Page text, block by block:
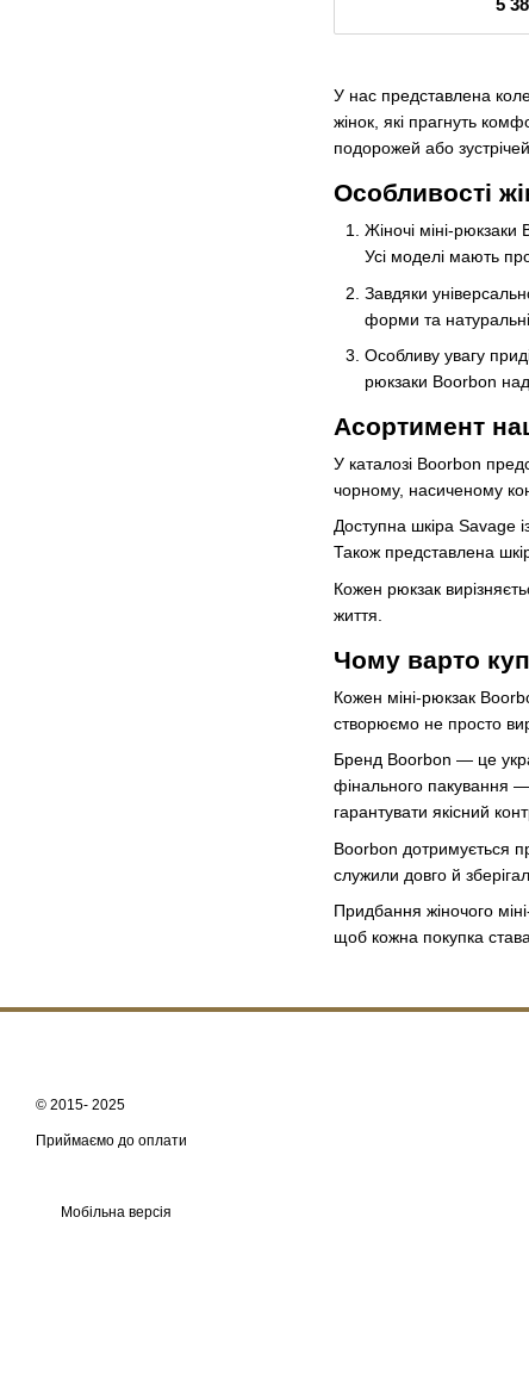
У нас представлена
жінок, які прагнуть
подорожей або
Особливості
Жіночі міні-
Усі моделі мають
Завдяки
форми та
Особливу увагу
рюкзаки Boorbon
Асортимент
У каталозі Boorbon
чорному, насиченому
Доступна шкіра Savage
Також представлена
Кожен рюкзак
життя.
Чому варто
Кожен міні-рюкзак
створюємо не просто
Бренд Boorbon — це
фінального пакування
гарантувати якісний
Boorbon дотримується
служили довго й
Придбання жіночого
щоб кожна покупка
5
© 2015- 2025
Приймаємо до оплати
Мобільна версія